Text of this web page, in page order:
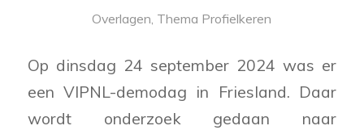
Overlagen Thema Profielkeren
Op dinsdag 24 september 2024 was er
een VIPNL-demodag in Friesland. Daar
wordt onderzoek gedaan naar